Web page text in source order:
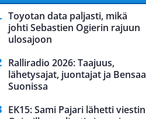
Toyotan data paljasti, mikä
johti Sebastien Ogierin rajuun
ulosajoon
Ralliradio 2026: Taajuus,
lähetysajat, juontajat ja Bensaa
Suonissa
EK15: Sami Pajari lähetti viestin